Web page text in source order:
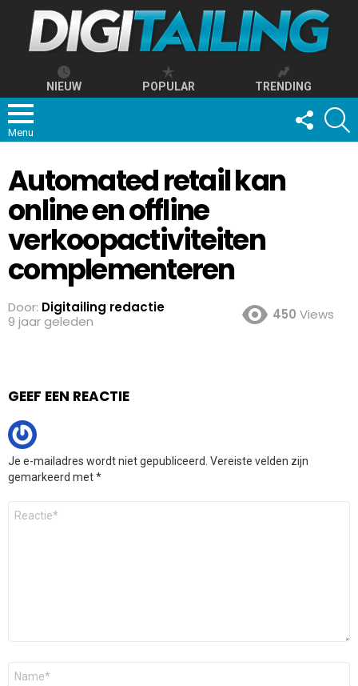
NIEUW POPULAR TRENDING
Menu
FOLLOW
US
Automated retail kan
online en offline
verkoopactiviteiten
complementeren
Door: Digitailing redactie
9 jaar geleden
450 Views
GEEF EEN REACTIE
Je e-mailadres wordt niet gepubliceerd. Vereiste velden zijn
gemarkeerd met*
Reactie
Naam